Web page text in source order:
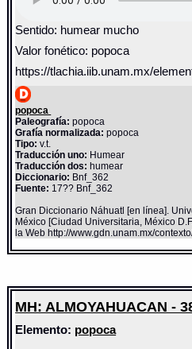
Sentido: humear mucho
Valor fonético: popoca
https://tlachia.iib.unam.mx/
popoca
Paleografía: popoca
Grafía normalizada: popoca
Tipo: v.t.
Traducción uno: Humear
Traducción dos: humear
Diccionario: Bnf_362
Fuente: 17?? Bnf_362
Gran Diccionario Náhuatl [en línea].
México [Ciudad Universitaria, México
la Web http://www.gdn.unam.mx/
MH: ALMOYAHUACAN -
Elemento: popoca